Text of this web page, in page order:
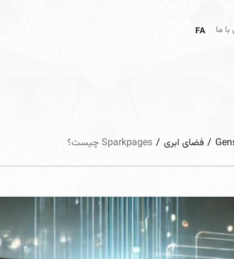
ما FA
/ فضای ابری / Sparkpages چیست؟